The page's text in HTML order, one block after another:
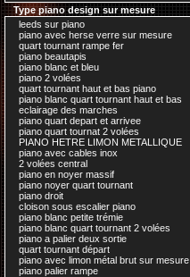
Type piano design sur mesure
leeds sur piano
piano avec herse verre sur mesure
quart tournant rampe fer
piano beautapis
piano blanc et bleu
piano 2 volées
quart tournant haut et bas piano
piano blanc quart tournant haut et bas
eclairage des marches
piano quart depart et arrivee
piano quart tournat 2 volées
PIANO HETRE LIMON METALLIQUE
piano avec cables inox
2 volées central
piano en noyer massif
piano noyer quart tournant
piano droit
cloison sous escalier piano
piano blanc petite trémie
piano blanc quart tournant 2 volées
piano a palier deux sortie
quart tournant départ
piano avec limon métal brut sur mesure
piano palier rampe